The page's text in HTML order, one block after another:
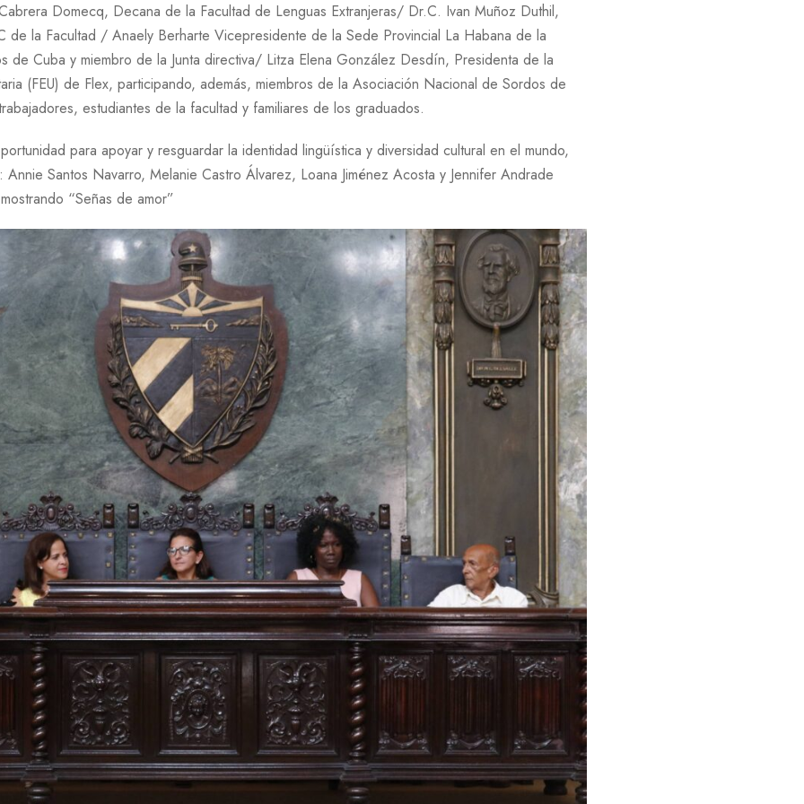
Domecq, Decana de la Facultad de Lenguas Extranjeras/ Dr.C. Ivan Muñoz Duthil,
de la Facultad / Anaely Berharte Vicepresidente de la Sede Provincial La Habana de la
de Cuba y miembro de la Junta directiva/ Litza Elena González Desdín, Presidenta de la
(FEU) de Flex, participando, además, miembros de la Asociación Nacional de Sordos de
estudiantes de la facultad y familiares de los graduados.
para apoyar y resguardar la identidad lingüística y diversidad cultural en el mundo,
Santos Navarro, Melanie Castro Álvarez, Loana Jiménez Acosta y Jennifer Andrade
“Señas de amor”